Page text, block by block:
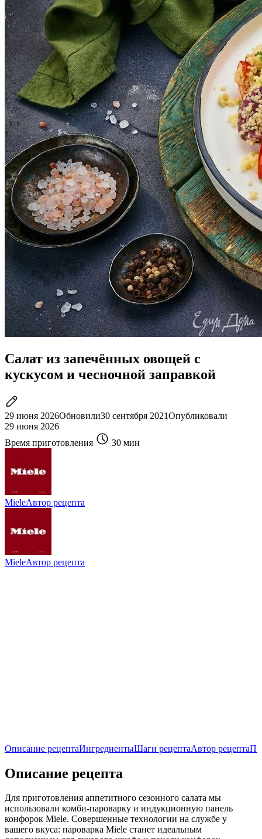
Салат из запечённых овощей с
кускусом и чесночной заправкой
29 июня 2026Обновили30 сентября 2021Опубликовали
29 июня 2026
Время приготовления
30 мин
MieleАвтор рецепта
MieleАвтор рецепта
Описание рецептаИнгредиентыШаги рецептаАвтор рецепта
Описание рецепта
Для приготовления аппетитного сезонного салата мы
использовали комби-пароварку и индукционную панель
конфорок Miele. Совершенные технологии на службе у
вашего вкуса: пароварка Miele станет идеальным